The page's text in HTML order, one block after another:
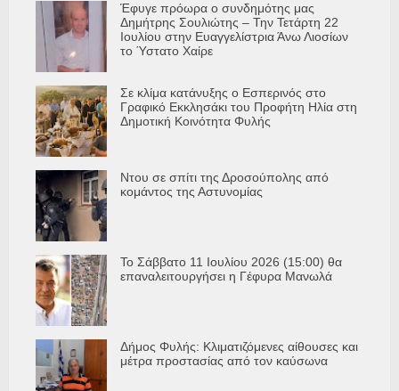
Έφυγε πρόωρα ο συνδημότης μας
Δημήτρης Σουλιώτης – Την Τετάρτη 22
Ιουλίου στην Ευαγγελίστρια Άνω Λιοσίων
το Ύστατο Χαίρε
Σε κλίμα κατάνυξης ο Εσπερινός στο
Γραφικό Εκκλησάκι του Προφήτη Ηλία στη
Δημοτική Κοινότητα Φυλής
Ντου σε σπίτι της Δροσούπολης από
κομάντος της Αστυνομίας
Το Σάββατο 11 Ιουλίου 2026 (15:00) θα
επαναλειτουργήσει η Γέφυρα Μανωλά
Δήμος Φυλής: Κλιματιζόμενες αίθουσες και
μέτρα προστασίας από τον καύσωνα